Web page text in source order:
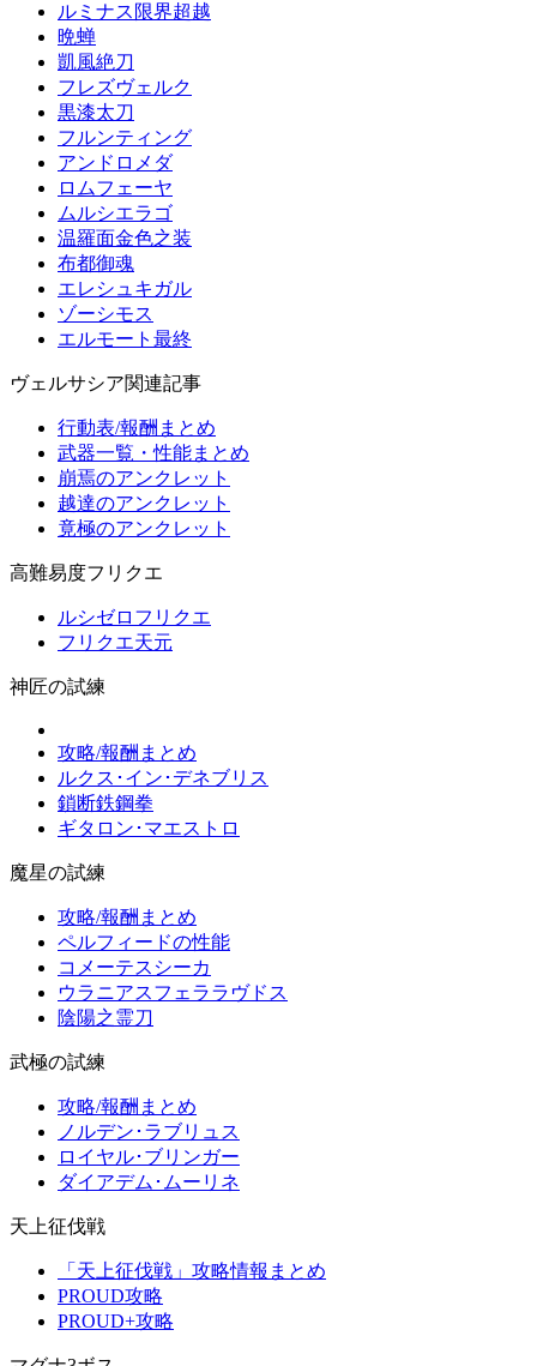
ルミナス限界超越
晩蝉
凱風絶刀
フレズヴェルク
黒漆太刀
フルンティング
アンドロメダ
ロムフェーヤ
ムルシエラゴ
温羅面金色之装
布都御魂
エレシュキガル
ゾーシモス
エルモート最終
ヴェルサシア関連記事
行動表/報酬まとめ
武器一覧・性能まとめ
崩焉のアンクレット
越達のアンクレット
竟極のアンクレット
高難易度フリクエ
ルシゼロフリクエ
フリクエ天元
神匠の試練
攻略/報酬まとめ
ルクス･イン･デネブリス
鎖断鉄鋼拳
ギタロン･マエストロ
魔星の試練
攻略/報酬まとめ
ペルフィードの性能
コメーテスシーカ
ウラニアスフェララヴドス
陰陽之霊刀
武極の試練
攻略/報酬まとめ
ノルデン･ラブリュス
ロイヤル･ブリンガー
ダイアデム･ムーリネ
天上征伐戦
「天上征伐戦」攻略情報まとめ
PROUD攻略
PROUD+攻略